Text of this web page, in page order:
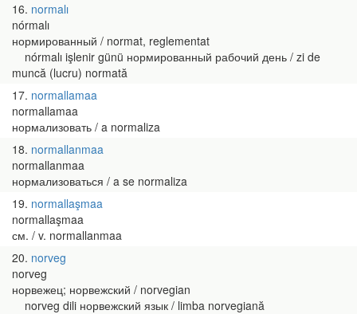
16 normalı
nórmalı
нормированный / normat, reglementat
nórmalı işlenir günü нормированный рабочий день / zi de
muncă (lucru) normată
17 normallamaa
normallamaa
нормализовать / a normaliza
18 normallanmaa
normallanmaa
нормализоваться / a se normaliza
19 normallaşmaa
normallaşmaa
см. / v. normallanmaa
20 norveg
norveg
норвежец; норвежский / norvegian
norveg dili норвежский язык / limba norvegiană